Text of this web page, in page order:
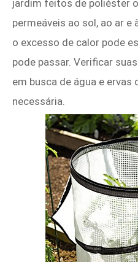
jardim feitos de poliéster
permeáveis ​​ao sol, ao ar e
o excesso de calor pode
pode passar. Verificar
em busca de água e ervas
necessária.